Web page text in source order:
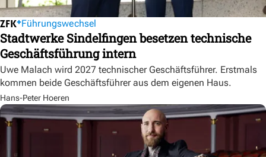
Führungswechsel
Stadtwerke Sindelfingen besetzen technische
Geschäftsführung intern
Uwe Malach wird 2027 technischer Geschäftsführer. Erstmals
kommen beide Geschäftsführer aus dem eigenen Haus.
Hans-Peter Hoeren